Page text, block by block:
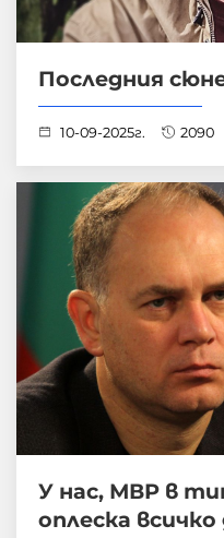
Последния
10-09-2025г. 2090
У нас, МВР в
оплеска